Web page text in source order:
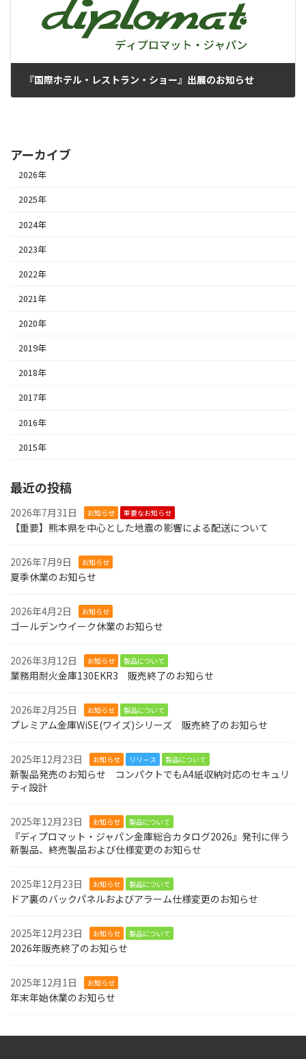
『国際ホテル・レストラン・ショー』出展のお知らせ
アーカイブ
2026年
2025年
2024年
2023年
2022年
2021年
2020年
2019年
2018年
2017年
2016年
2015年
最近の投稿
2026年7月31日 お知らせ 重要なお知らせ
【重要】熊本県を中心とした地震の影響による配送について
2026年7月9日 お知らせ
夏季休業のお知らせ
2026年4月2日 お知らせ
ゴールデンウイーク休業のお知らせ
2026年3月12日 お知らせ 製品について
業務用耐火金庫130EKR3 販売終了のお知らせ
2026年2月25日 お知らせ 製品について
プレミアム金庫WiSE(ワイズ)シリーズ 販売終了のお知らせ
2025年12月23日 お知らせ リリース 製品について
新製品発売のお知らせ コンパクトでもA4紙収納対応のセキュリ
ティ設計
2025年12月23日 お知らせ 製品について
『ディプロマット・ジャパン金庫総合カタログ2026』発刊に伴う
新製品、終売製品および仕様変更のお知らせ
2025年12月23日 お知らせ 製品について
ドア裏のバックパネルおよびアラーム仕様変更のお知らせ
2025年12月23日 お知らせ 製品について
2026年販売終了のお知らせ
2025年12月1日 お知らせ
年末年始休業のお知らせ